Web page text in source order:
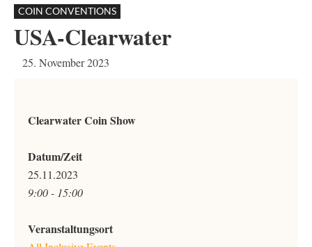
COIN CONVENTIONS
USA-Clearwater
25. November 2023
Clearwater Coin Show
Datum/Zeit
25.11.2023
9:00 - 15:00
Veranstaltungsort